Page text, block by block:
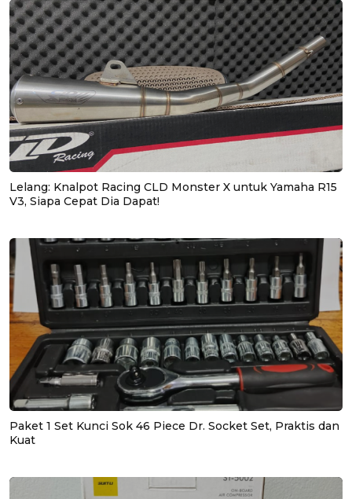
Lelang: Knalpot Racing CLD Monster X untuk Yamaha R15
V3, Siapa Cepat Dia Dapat!
Paket 1 Set Kunci Sok 46 Piece Dr. Socket Set, Praktis dan
Kuat